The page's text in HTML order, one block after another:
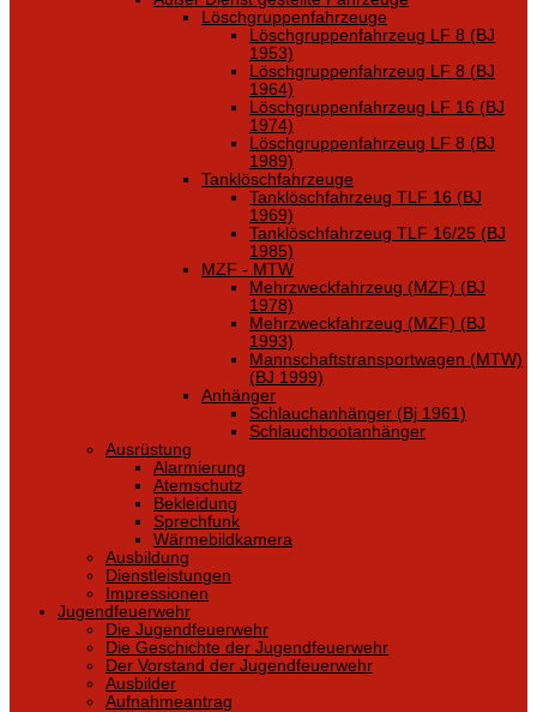
Löschgruppenfahrzeuge
Löschgruppenfahrzeug LF 8 (BJ
1953)
Löschgruppenfahrzeug LF 8 (BJ
1964)
Löschgruppenfahrzeug LF 16 (BJ
1974)
Löschgruppenfahrzeug LF 8 (BJ
1989)
Tanklöschfahrzeuge
Tanklöschfahrzeug TLF 16 (BJ
1969)
Tanklöschfahrzeug TLF 16/25 (BJ
1985)
MZF - MTW
Mehrzweckfahrzeug (MZF) (BJ
1978)
Mehrzweckfahrzeug (MZF) (BJ
1993)
Mannschaftstransportwagen (MTW)
(BJ 1999)
Anhänger
Schlauchanhänger (Bj 1961)
Schlauchbootanhänger
Ausrüstung
Alarmierung
Atemschutz
Bekleidung
Sprechfunk
Wärmebildkamera
Ausbildung
Dienstleistungen
Impressionen
Jugendfeuerwehr
Die Jugendfeuerwehr
Die Geschichte der Jugendfeuerwehr
Der Vorstand der Jugendfeuerwehr
Ausbilder
Aufnahmeantrag